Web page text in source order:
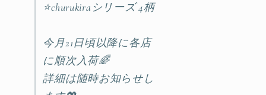
⭐️churukiraシリーズ 4柄
今月21日頃以降に各店
に順次入荷🌈
詳細は随時お知らせし